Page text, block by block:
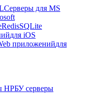
Серверы для MS
RedisSQLite
для iOS
приложенийдля
HPБУ серверы